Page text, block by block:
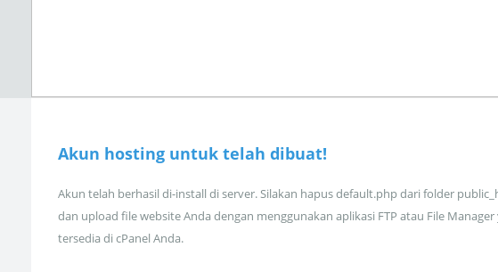
Akun hosting untuk telah dibuat!
Akun telah berhasil di-install di server. Silakan hapus default.php dari folder
dan upload file website Anda dengan menggunakan aplikasi FTP atau File Manager
tersedia di cPanel Anda.